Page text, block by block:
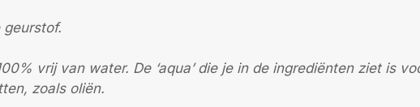
geurstof.
vrij van water. De ‘aqua’ die je in de ingrediënten ziet is
zoals oliën.